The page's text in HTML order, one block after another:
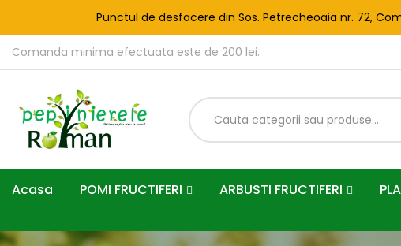
Punctul de desfacere din Sos. Petrecheoaia nr. 72,
Comanda minima efectuata este de 200 lei.
Acasa POMI FRUCTIFERI ARBUSTI FRUCTIFERI